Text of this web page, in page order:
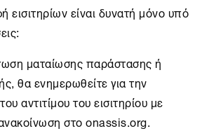
εισιτηρίων είναι δυνατή μόνο υπό
ματαίωσης παράστασης ή
θα ενημερωθείτε για την
αντιτίμου του εισιτηρίου με
στο onassis.org.